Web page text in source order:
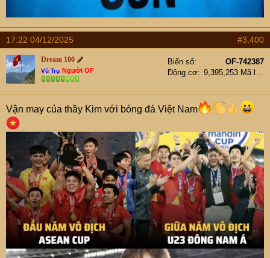
17:22 04/12/2025 #3,400
Dream 100
Vũ Trụ Người OF
Biển số
OF-742387
Động cơ
Vận may của thầy Kim với bóng đá Việt Nam